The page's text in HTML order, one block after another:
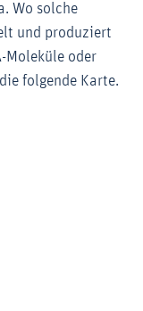
Wo solche
und produziert
Moleküle oder
folgende Karte.